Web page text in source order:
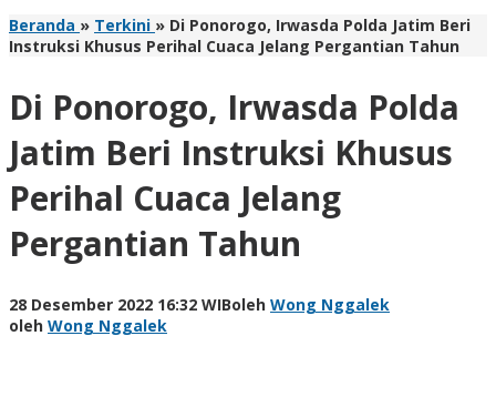
Beranda » Terkini » Di Ponorogo, Irwasda Polda Jatim Beri
Instruksi Khusus Perihal Cuaca Jelang Pergantian Tahun
Di Ponorogo, Irwasda Polda
Jatim Beri Instruksi Khusus
Perihal Cuaca Jelang
Pergantian Tahun
28 Desember 2022 16:32 WIBoleh Wong Nggalek
oleh Wong Nggalek